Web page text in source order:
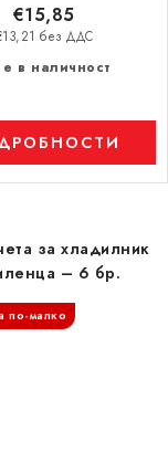
в наличност
без ДДС
€15,85
за хладилник
– 6 бр.
по-малко